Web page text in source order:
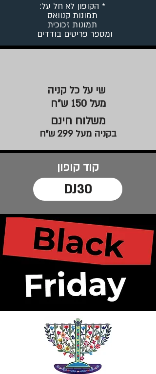
* הקופון לא חל על:
תמונות קנוואס
תמונות זכוכית
ומספר פריטים בודדים
שי על כל קניה
מעל 150 ש"ח
משלוח חינם
בקניה מעל 299 ש"ח
קוד קופון
DJ30